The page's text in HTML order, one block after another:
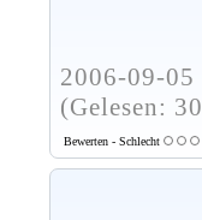
2006-09-
(Gelesen:
Bewerten - Schlecht